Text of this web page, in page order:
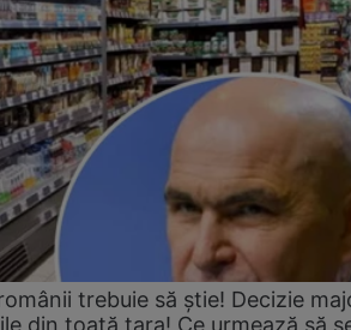
trebuie să știe! Decizie
din toată țara! Ce urmează să